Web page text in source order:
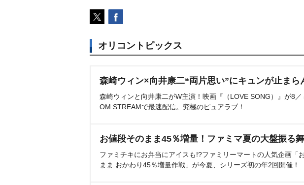
オリコントピックス
森崎ウィン×向井康二“両片思い”にキュンが止まら
森崎ウィンと向井康二がW主演！映画『（LOVE SONG）』が8／
OM STREAMで最速配信。究極のピュアラブ！
お値段そのまま45％増量！ファミマ夏の大盤振る
ファミチキにお弁当にアイスも!?ファミリーマートの人気企画「
まま おかわり45％増量作戦」が今夏、シリーズ初の年2回開催！